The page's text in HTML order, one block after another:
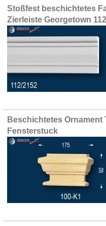
Stoßfest beschichtetes
Zierleiste Georgetown 112
Beschichtetes Ornament
Fensterstuck